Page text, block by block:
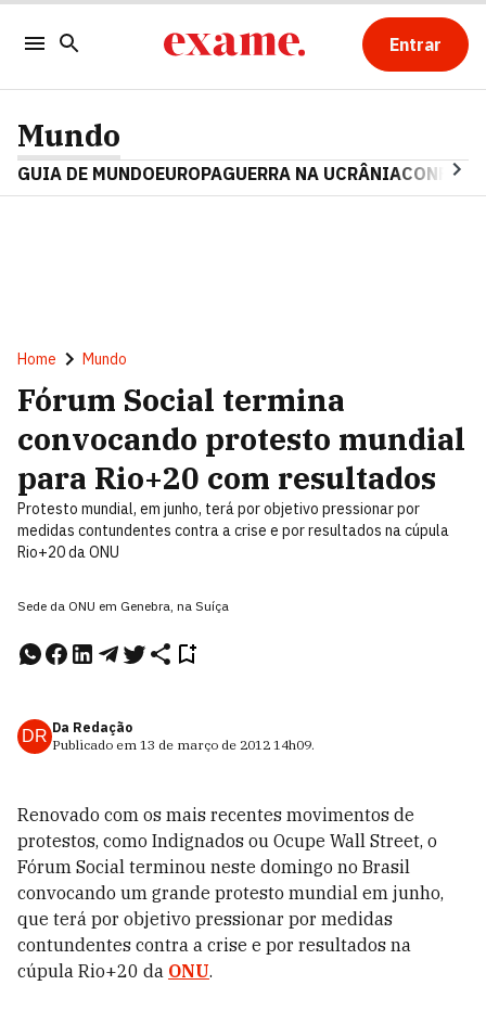
Entrar
Mundo
GUIA DE MUNDOEUROPAGUERRA NA UCRÂNIA
Home Mundo
Fórum Social termina
convocando protesto mundial
para Rio+20 com resultados
Protesto mundial, em junho, terá por objetivo pressionar por
medidas contundentes contra a crise e por resultados na cúpula
Rio+20 da ONU
Sede da ONU em Genebra, na Suíça
DR Da Redação
Publicado em 13 de março de 2012 14h09.
Renovado com os mais recentes movimentos de
protestos, como Indignados ou Ocupe Wall Street, o
Fórum Social terminou neste domingo no Brasil
convocando um grande protesto mundial em junho,
que terá por objetivo pressionar por medidas
contundentes contra a crise e por resultados na
cúpula Rio+20 da ONU.